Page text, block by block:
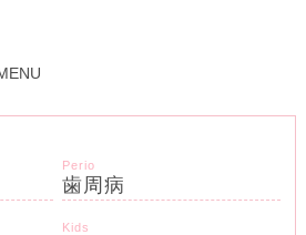
Perio
歯周病
Kids